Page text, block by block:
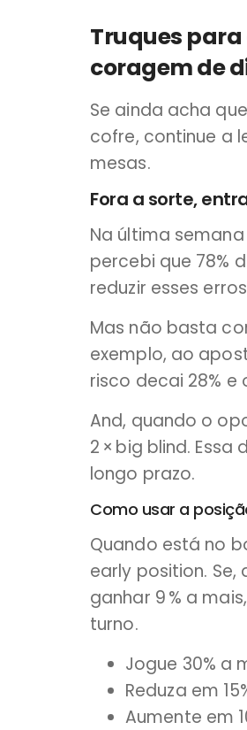
Truques
coragem de
Se ainda acha
cofre, continue a
mesas.
Fora a sorte,
Na última
percebi que 78%
reduzir esses
Mas não basta
exemplo, ao
risco decai 28% e
And, quando o
2 × big blind.
longo prazo.
Como usar a
Quando está no
early position.
ganhar 9 % a
turno.
Jogue 30% a
Reduza em
Aumente em